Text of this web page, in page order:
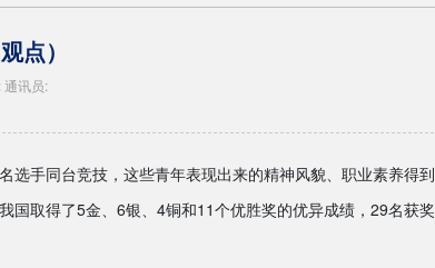
点）
讯员:
手同台竞技，这些青年表现出来的精神风貌、职业素养得到
国取得了5金、6银、4铜和11个优胜奖的优异成绩，29名获奖